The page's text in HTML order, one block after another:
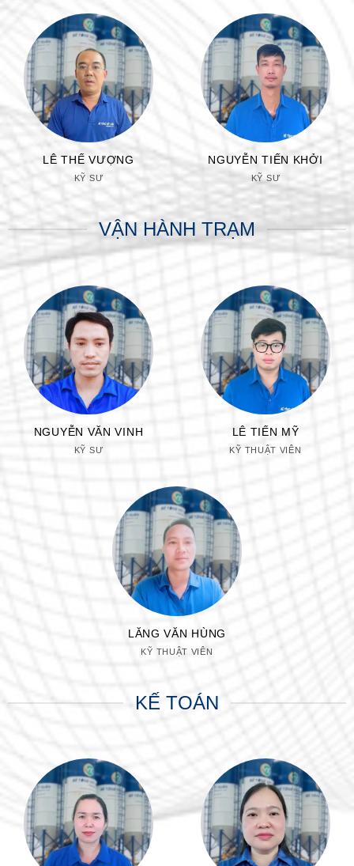
LÊ THẾ VƯỢNG
KỸ SƯ
NGUYỄN TIẾN KHỞI
KỸ SƯ
VẬN HÀNH TRẠM
NGUYỄN VĂN VINH
KỸ SƯ
LÊ TIẾN MỸ
KỸ THUẬT VIÊN
LĂNG VĂN HÙNG
KỸ THUẬT VIÊN
KẾ TOÁN